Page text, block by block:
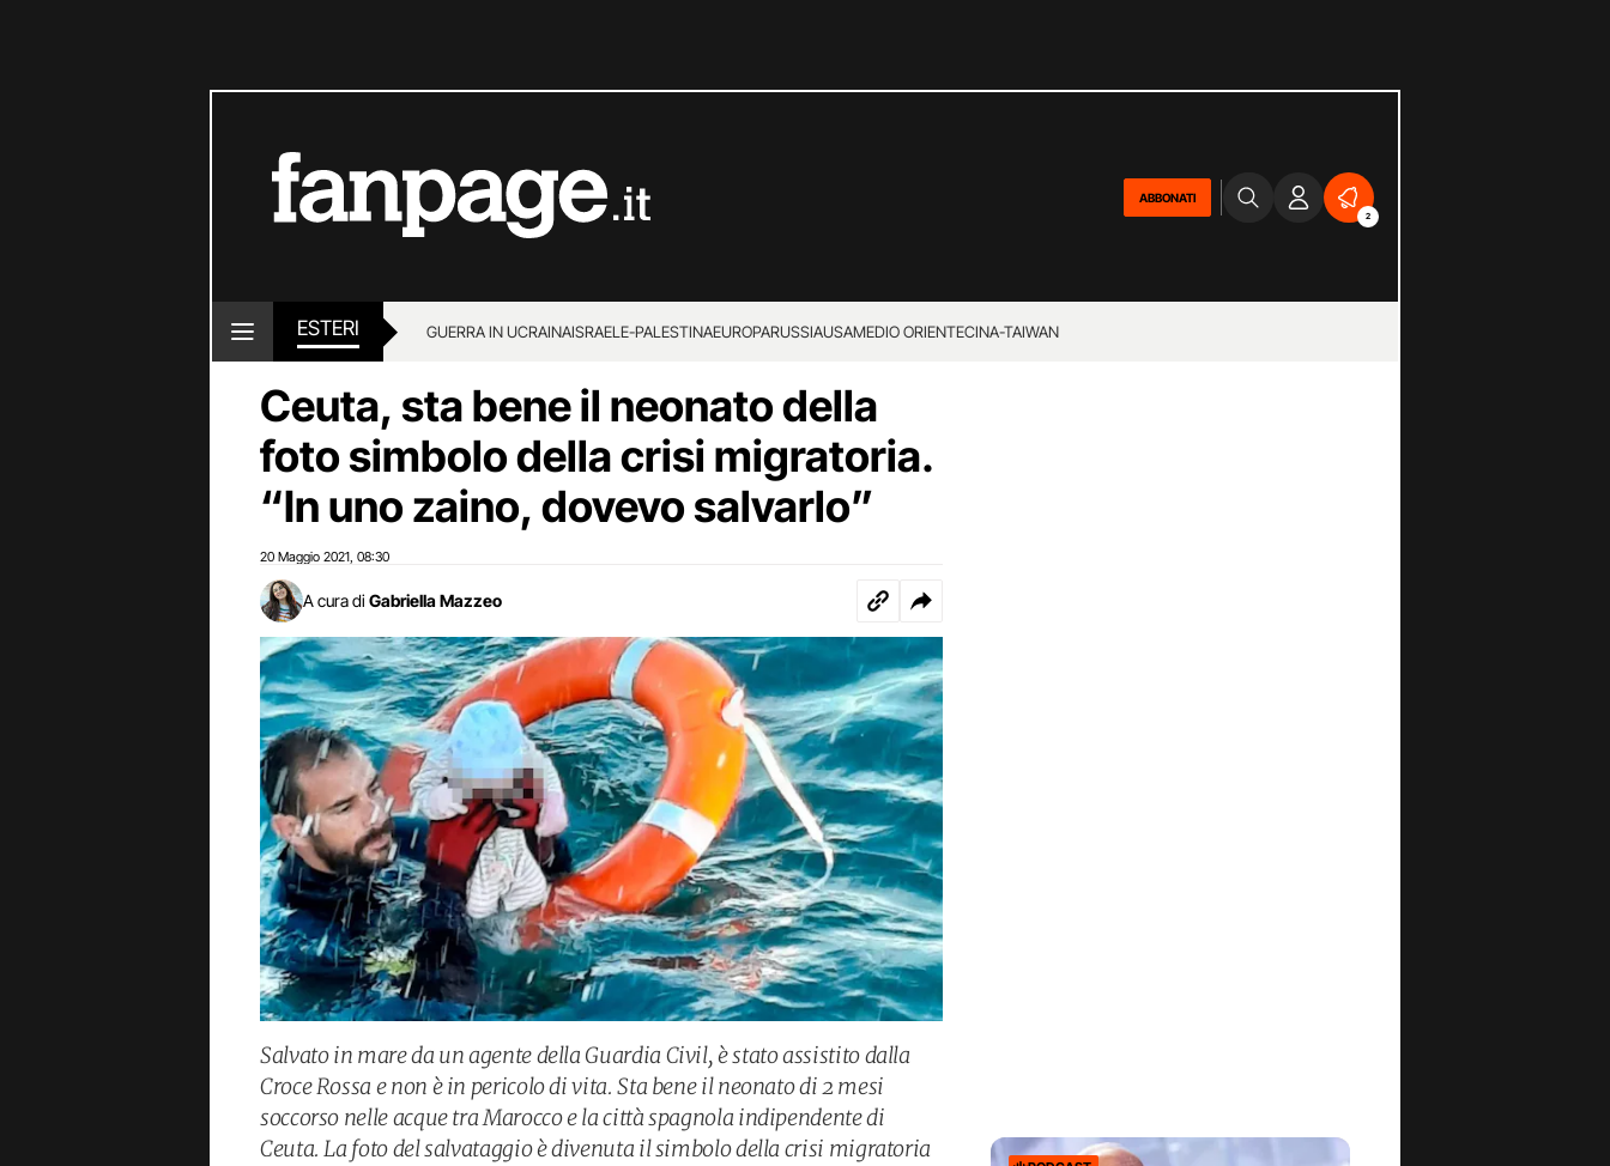
ABBONATI
2
ESTERI GUERRA IN UCRAINAISRAELE-PALESTINAEUROPARUSSIAUSAMEDIO ORIENTECINA-TAIWAN
Ceuta, sta bene il neonato della
foto simbolo della crisi migratoria.
“In uno zaino, dovevo salvarlo”
20 Maggio 2021 08:30
A cura di Gabriella Mazzeo
Salvato in mare da un agente della Guardia Civil, è stato assistito dalla
Croce Rossa e non è in pericolo di vita. Sta bene il neonato di 2 mesi
soccorso nelle acque tra Marocco e la città spagnola indipendente di
Ceuta. La foto del salvataggio è divenuta il simbolo della crisi migratoria